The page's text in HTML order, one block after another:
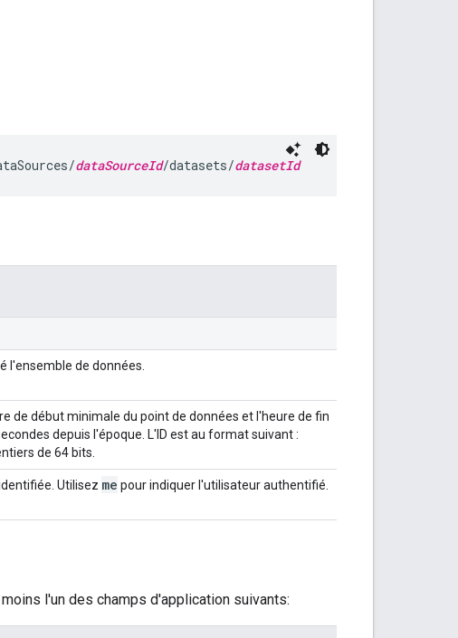
dataSourceId/datasets/datasetId
l'ensemble de données.
de début minimale du point de données et l'heure de fin
depuis l'époque. L'ID est au format suivant :
de 64 bits.
Utilisez me pour indiquer l'utilisateur authentifié.
l'un des champs d'application suivants: